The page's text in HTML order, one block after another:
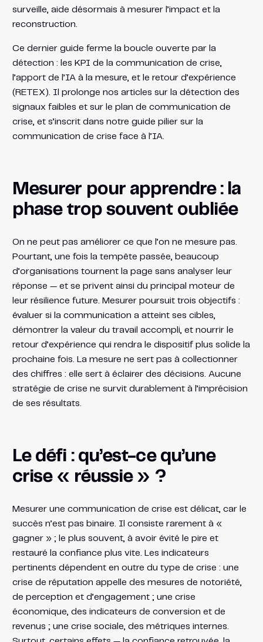
surveille, aide désormais à mesurer l’impact et la
reconstruction.
Ce dernier guide ferme la boucle ouverte par la
détection : les KPI de la communication de crise,
l’apport de l’IA à la mesure, et le retour d’expérience
(RETEX). Il prolonge nos articles sur la détection des
signaux faibles et sur le plan de communication de
crise, et s’inscrit dans notre guide pilier sur la
communication de crise face à l’IA.
Mesurer pour apprendre : la
phase trop souvent oubliée
On ne peut pas améliorer ce que l’on ne mesure pas.
Pourtant, une fois la tempête passée, beaucoup
d’organisations tournent la page sans analyser leur
réponse — et se privent ainsi du principal moteur de
leur résilience future. Mesurer poursuit trois objectifs :
évaluer si la communication a atteint ses cibles,
démontrer la valeur du travail accompli, et nourrir le
retour d’expérience qui rendra le dispositif plus solide la
prochaine fois. La mesure ne sert pas à collectionner
des chiffres : elle sert à éclairer des décisions. Aucune
stratégie de crise ne survit durablement à l’imprécision
de ses résultats.
Le défi : qu’est-ce qu’une
crise « réussie » ?
Mesurer une communication de crise est délicat, car le
succès n’est pas binaire. Il consiste rarement à «
gagner » ; le plus souvent, à avoir évité le pire et
restauré la confiance plus vite. Les indicateurs
pertinents dépendent en outre du type de crise : une
crise de réputation appelle des mesures de notoriété,
de perception et d’engagement ; une crise
économique, des indicateurs de conversion et de
revenus ; une crise sociale, des métriques internes.